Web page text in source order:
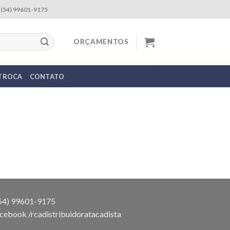
(54) 99601-9175
ORÇAMENTOS
CONTATO
99601-9175
/rcadistribuidoratacadista